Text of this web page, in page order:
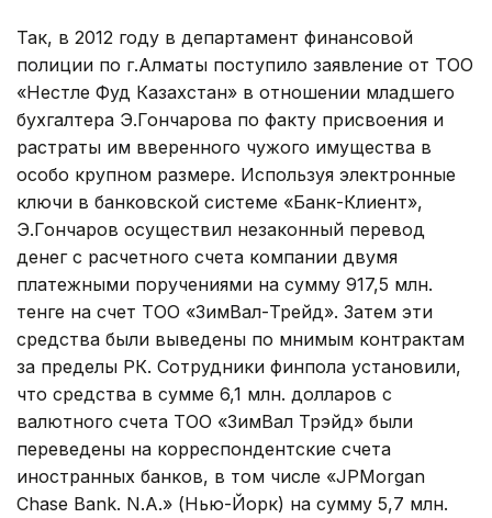
Так, в 2012 году в департамент финансовой
полиции по г.Алматы поступило заявление от ТОО
«Нестле Фуд Казахстан» в отношении младшего
бухгалтера Э.Гончарова по факту присвоения и
растраты им вверенного чужого имущества в
особо крупном размере. Используя электронные
ключи в банковской системе «Банк-Клиент»,
Э.Гончаров осуществил незаконный перевод
денег с расчетного счета компании двумя
платежными поручениями на сумму 917,5 млн.
тенге на счет ТОО «ЗимВал-Трейд». Затем эти
средства были выведены по мнимым контрактам
за пределы РК. Сотрудники финпола установили,
что средства в сумме 6,1 млн. долларов с
валютного счета ТОО «ЗимВал Трэйд» были
переведены на корреспондентские счета
иностранных банков, в том числе «JPMorgan
Chase Bank. N.A.» (Нью-Йорк) на сумму 5,7 млн.